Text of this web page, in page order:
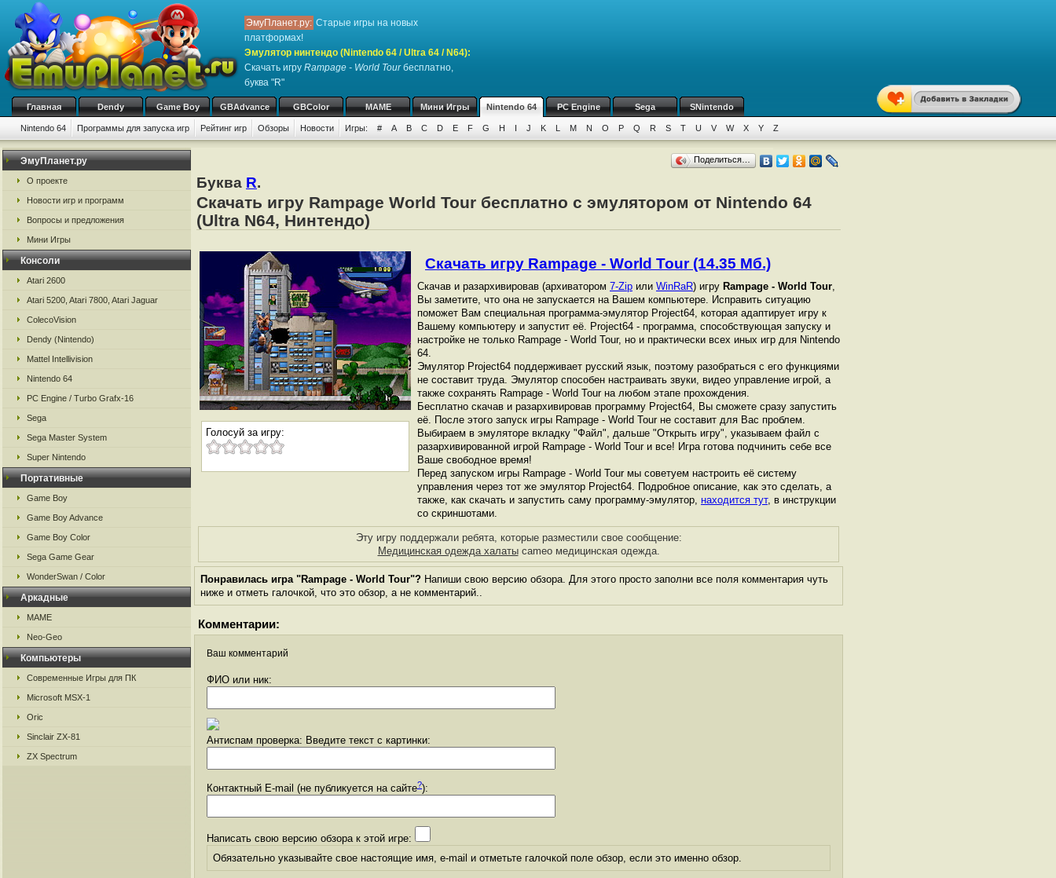
ЭмуПланет.ру: Старые игры на новых
платформах!
Эмулятор нинтендо (Nintendo 64 / Ultra 64 / N64):
Скачать игру Rampage - World Tourбесплатно,
буква "R"
Главная Dendy Game Boy GBAdvance GBColor MAME Мини Игры Nintendo 64 PC Engine Sega SNintendo
Nintendo 64 Программы для запуска игр Рейтинг игр Обзоры Новости Игры: # A B C D E F G H I J K L M N O P Q R S T U V W X Y Z
ЭмуПланет.ру
О проекте
Новости игр и программ
Вопросы и предложения
Мини Игры
Консоли
Atari 2600
Atari 5200, Atari 7800, Atari Jaguar
ColecoVision
Dendy (Nintendo)
Mattel Intellivision
Nintendo 64
PC Engine / Turbo Grafx-16
Sega
Sega Master System
Super Nintendo
Портативные
Game Boy
Game Boy Advance
Game Boy Color
Sega Game Gear
WonderSwan / Color
Аркадные
MAME
Neo-Geo
Компьютеры
Современные Игры для ПК
Microsoft MSX-1
Oric
Sinclair ZX-81
ZX Spectrum
Поделиться…
Буква R.
Скачать игру Rampage World Tour бесплатно с эмулятором от Nintendo 64
(Ultra N64, Нинтендо)
Голосуй за игру:
Скачать игру Rampage - World Tour (14.35 Мб.)
Скачав и разархивировав (архиватором 7-Zip или WinRaR) игру Rampage - World Tour,
Вы заметите, что она не запускается на Вашем компьютере. Исправить ситуацию
поможет Вам специальная программа-эмулятор Project64, которая адаптирует игру к
Вашему компьютеру и запустит её. Project64 - программа, способствующая запуску и
настройке не только Rampage - World Tour, но и практически всех иных игр для Nintendo
64.
Эмулятор Project64 поддерживает русский язык, поэтому разобраться с его функциями
не составит труда. Эмулятор способен настраивать звуки, видео управление игрой, а
также сохранять Rampage - World Tour на любом этапе прохождения.
Бесплатно скачав и разархивировав программу Project64, Вы сможете сразу запустить
её. После этого запуск игры Rampage - World Tour не составит для Вас проблем.
Выбираем в эмуляторе вкладку "Файл", дальше "Открыть игру", указываем файл с
разархивированной игрой Rampage - World Tour и все! Игра готова подчинить себе все
Ваше свободное время!
Перед запуском игры Rampage - World Tour мы советуем настроить её систему
управления через тот же эмулятор Project64. Подробное описание, как это сделать, а
также, как скачать и запустить саму программу-эмулятор, находится тут, в инструкции
со скриншотами.
Эту игру поддержали ребята, которые разместили свое сообщение:
Медицинская одежда халатыcameo медицинская одежда.
Понравилась игра "Rampage - World Tour"? Напиши свою версию обзора. Для этого просто заполни все поля комментария чуть
ниже и отметь галочкой, что это обзор, а не комментарий..
Комментарии:
Ваш комментарий
ФИО или ник:
Антиспам проверка: Введите текст с картинки:
Контактный E-mail (не публикуется на сайте?):
Написать свою версию обзора к этой игре:
Обязательно указывайте свое настоящие имя, e-mail и отметьте галочкой поле обзор, если это именно обзор.